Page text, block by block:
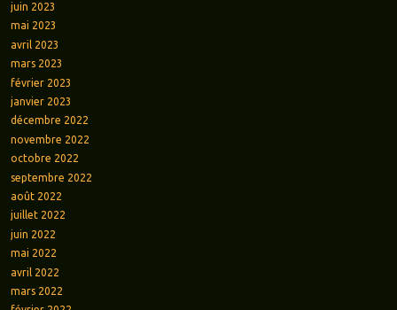
juin 2023
mai 2023
avril 2023
mars 2023
février 2023
janvier 2023
décembre 2022
novembre 2022
octobre 2022
septembre 2022
août 2022
juillet 2022
juin 2022
mai 2022
avril 2022
mars 2022